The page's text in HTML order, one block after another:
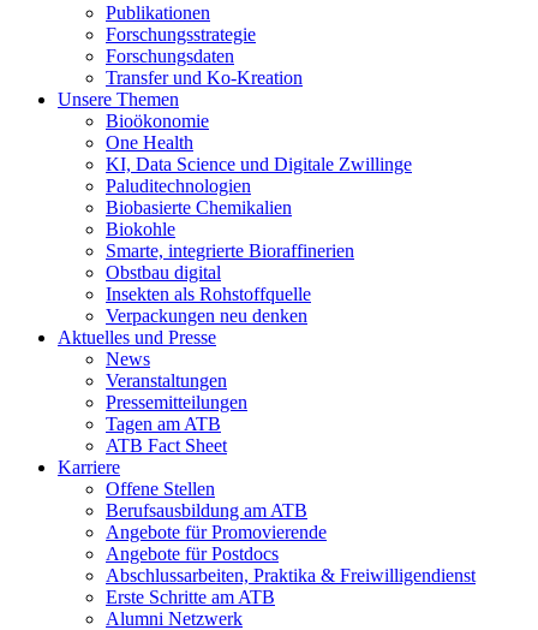
Publikationen
Forschungsstrategie
Forschungsdaten
Transfer und Ko-Kreation
Unsere Themen
Bioökonomie
One Health
KI, Data Science und Digitale Zwillinge
Paluditechnologien
Biobasierte Chemikalien
Biokohle
Smarte, integrierte Bioraffinerien
Obstbau digital
Insekten als Rohstoffquelle
Verpackungen neu denken
Aktuelles und Presse
News
Veranstaltungen
Pressemitteilungen
Tagen am ATB
ATB Fact Sheet
Karriere
Offene Stellen
Berufsausbildung am ATB
Angebote für Promovierende
Angebote für Postdocs
Abschlussarbeiten, Praktika & Freiwilligendienst
Erste Schritte am ATB
Alumni Netzwerk